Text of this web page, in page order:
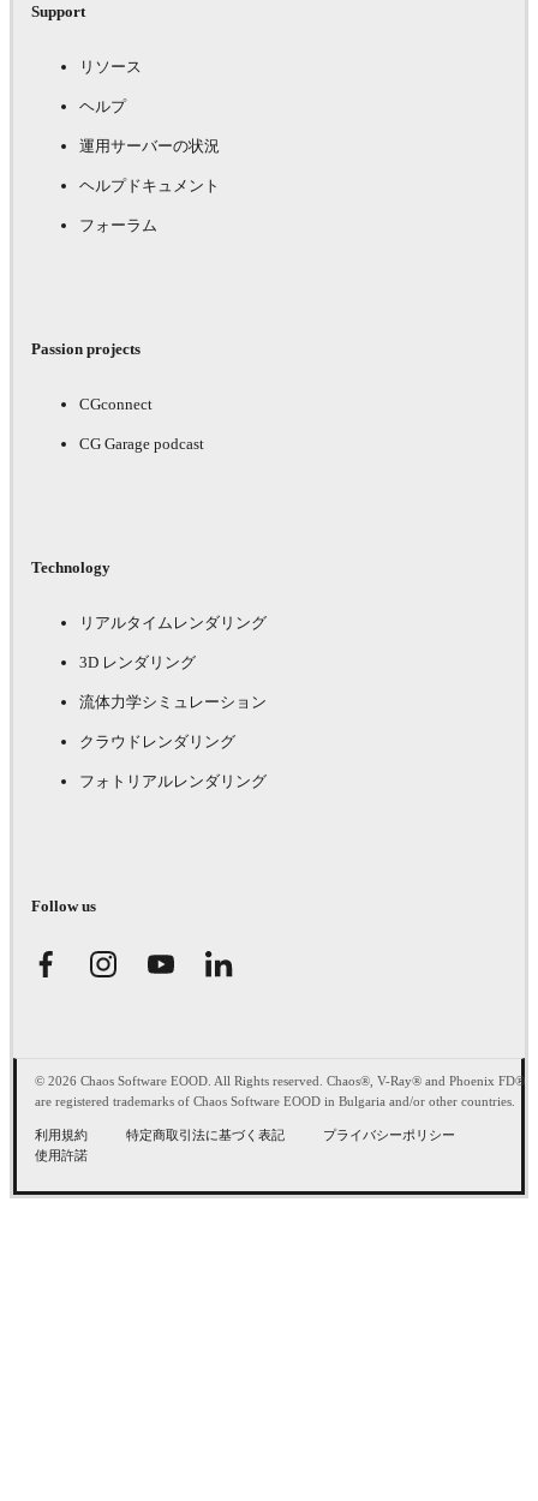
Support
リソース
ヘルプ
運用サーバーの状況
ヘルプドキュメント
フォーラム
Passion projects
CGconnect
CG Garage podcast
Technology
リアルタイムレンダリング
3D レンダリング
流体力学シミュレーション
クラウドレンダリング
フォトリアルレンダリング
Follow us
© 2026 Chaos Software EOOD. All Rights reserved. Chaos®, V-Ray® and Phoenix FD®
are registered trademarks of Chaos Software EOOD in Bulgaria and/or other countries.
利用規約 特定商取引法に基づく表記
プライバシーポリシー
使用許諾